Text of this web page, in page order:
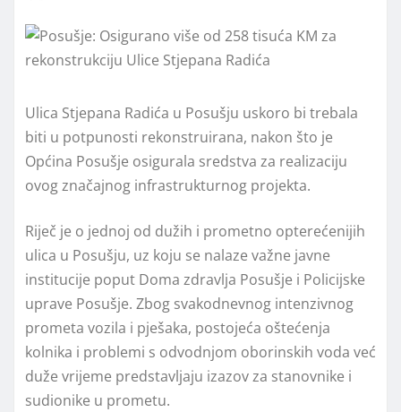
Ulica Stjepana Radića u Posušju uskoro bi trebala
biti u potpunosti rekonstruirana, nakon što je
Općina Posušje osigurala sredstva za realizaciju
ovog značajnog infrastrukturnog projekta.
Riječ je o jednoj od dužih i prometno opterećenijih
ulica u Posušju, uz koju se nalaze važne javne
institucije poput Doma zdravlja Posušje i Policijske
uprave Posušje. Zbog svakodnevnog intenzivnog
prometa vozila i pješaka, postojeća oštećenja
kolnika i problemi s odvodnjom oborinskih voda već
duže vrijeme predstavljaju izazov za stanovnike i
sudionike u prometu.